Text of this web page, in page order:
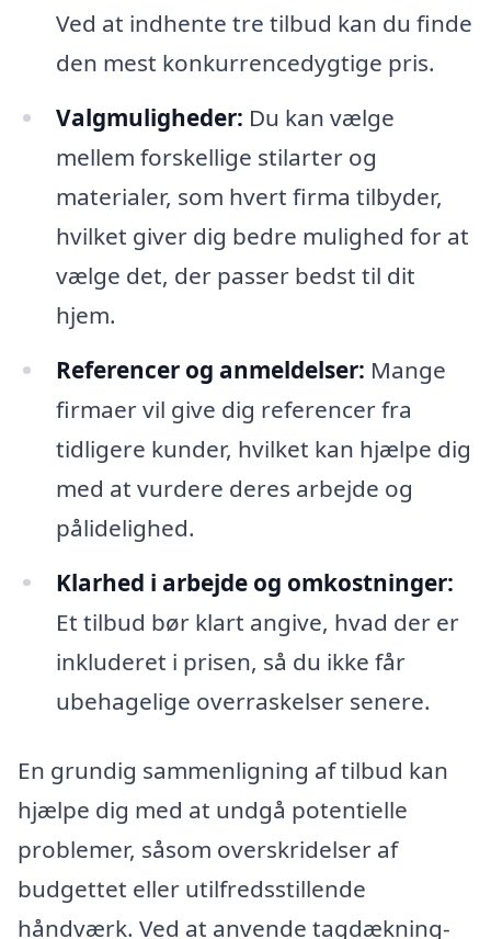
Ved at indhente tre tilbud kan du finde
den mest konkurrencedygtige pris.
Valgmuligheder: Du kan vælge
mellem forskellige stilarter og
materialer, som hvert firma tilbyder,
hvilket giver dig bedre mulighed for at
vælge det, der passer bedst til dit
hjem.
Referencer og anmeldelser: Mange
firmaer vil give dig referencer fra
tidligere kunder, hvilket kan hjælpe dig
med at vurdere deres arbejde og
pålidelighed.
Klarhed i arbejde og omkostninger:
Et tilbud bør klart angive, hvad der er
inkluderet i prisen, så du ikke får
ubehagelige overraskelser senere.
En grundig sammenligning af tilbud kan
hjælpe dig med at undgå potentielle
problemer, såsom overskridelser af
budgettet eller utilfredsstillende
håndværk. Ved at anvende tagdækning-